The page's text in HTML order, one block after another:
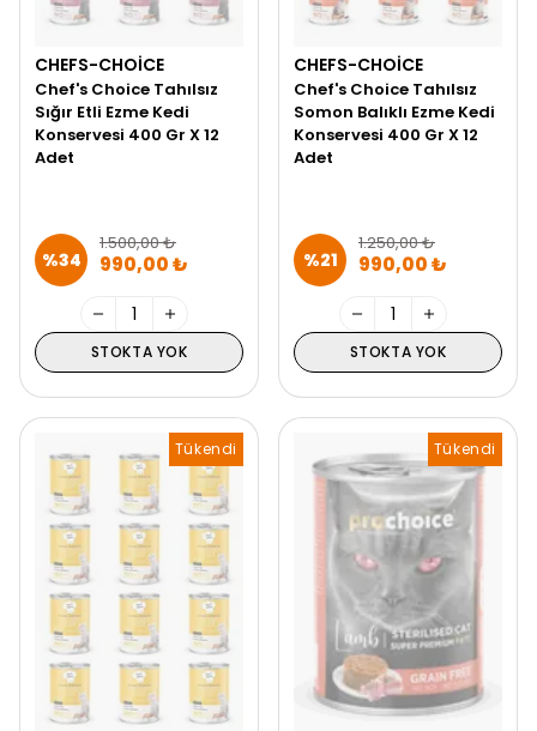
CHEFS-CHOICE
Chef's Choice Tahılsız
Sığır Etli Ezme Kedi
Konservesi 400 Gr X 12
Adet
%34
1.500,00 ₺
990,00 ₺
STOKTA YOK
CHEFS-CHOICE
Chef's Choice Tahılsız
Somon Balıklı Ezme Kedi
Konservesi 400 Gr X 12
Adet
%21
1.250,00 ₺
990,00 ₺
STOKTA YOK
Tükendi Tükendi